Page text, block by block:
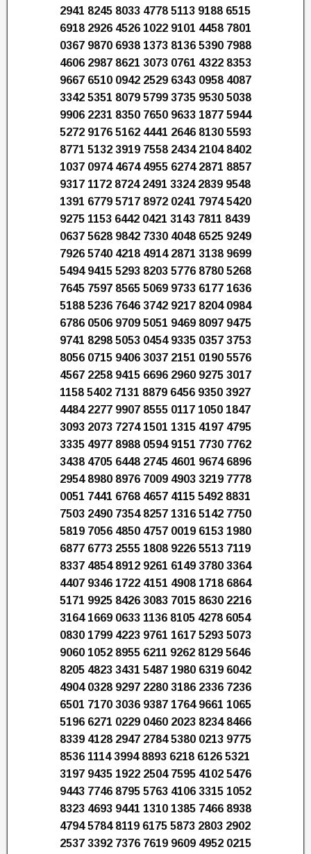
2941 8245 8033 4778 5113 9188 6515
6918 2926 4526 1022 9101 4458 7801
0367 9870 6938 1373 8136 5390 7988
4606 2987 8621 3073 0761 4322 8353
9667 6510 0942 2529 6343 0958 4087
3342 5351 8079 5799 3735 9530 5038
9906 2231 8350 7650 9633 1877 5944
5272 9176 5162 4441 2646 8130 5593
8771 5132 3919 7558 2434 2104 8402
1037 0974 4674 4955 6274 2871 8857
9317 1172 8724 2491 3324 2839 9548
1391 6779 5717 8972 0241 7974 5420
9275 1153 6442 0421 3143 7811 8439
0637 5628 9842 7330 4048 6525 9249
7926 5740 4218 4914 2871 3138 9699
5494 9415 5293 8203 5776 8780 5268
7645 7597 8565 5069 9733 6177 1636
5188 5236 7646 3742 9217 8204 0984
6786 0506 9709 5051 9469 8097 9475
9741 8298 5053 0454 9335 0357 3753
8056 0715 9406 3037 2151 0190 5576
4567 2258 9415 6696 2960 9275 3017
1158 5402 7131 8879 6456 9350 3927
4484 2277 9907 8555 0117 1050 1847
3093 2073 7274 1501 1315 4197 4795
3335 4977 8988 0594 9151 7730 7762
3438 4705 6448 2745 4601 9674 6896
2954 8980 8976 7009 4903 3219 7778
0051 7441 6768 4657 4115 5492 8831
7503 2490 7354 8257 1316 5142 7750
5819 7056 4850 4757 0019 6153 1980
6877 6773 2555 1808 9226 5513 7119
8337 4854 8912 9261 6149 3780 3364
4407 9346 1722 4151 4908 1718 6864
5171 9925 8426 3083 7015 8630 2216
3164 1669 0633 1136 8105 4278 6054
0830 1799 4223 9761 1617 5293 5073
9060 1052 8955 6211 9262 8129 5646
8205 4823 3431 5487 1980 6319 6042
4904 0328 9297 2280 3186 2336 7236
6501 7170 3036 9387 1764 9661 1065
5196 6271 0229 0460 2023 8234 8466
8339 4128 2947 2784 5380 0213 9775
8536 1114 3994 8893 6218 6126 5321
3197 9435 1922 2504 7595 4102 5476
9443 7746 8795 5763 4106 3315 1052
8323 4693 9441 1310 1385 7466 8938
4794 5784 8119 6175 5873 2803 2902
2537 3392 7376 7619 9609 4952 0215